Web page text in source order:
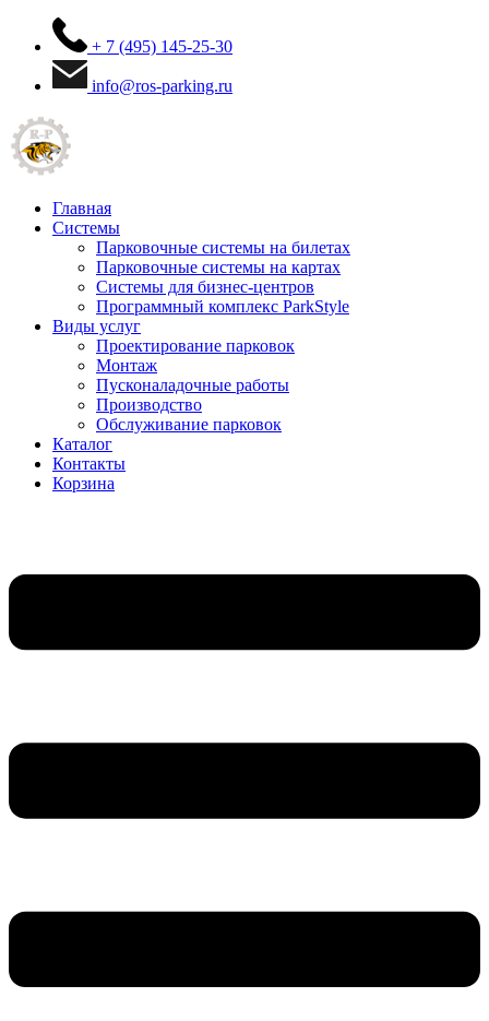
+ 7 (495) 145-25-30
info@ros-parking.ru
Главная
Системы
Парковочные системы на билетах
Парковочные системы на картах
Системы для бизнес-центров
Программный комплекс ParkStyle
Виды услуг
Проектирование парковок
Монтаж
Пусконаладочные работы
Производство
Обслуживание парковок
Каталог
Контакты
Корзина